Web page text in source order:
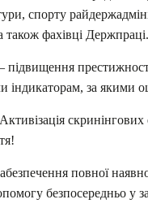
спорту
також фахівці Держпраці.
підвищення
за якими
повної
безпосередньо у